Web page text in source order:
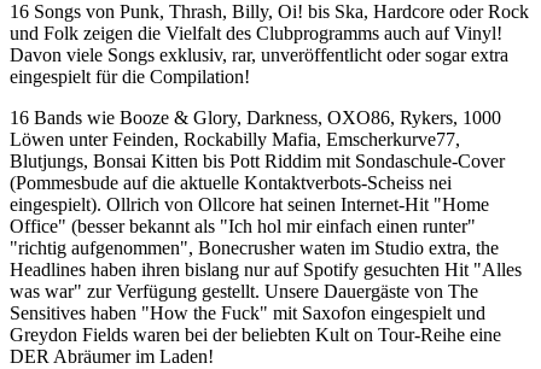
16 Songs von Punk, Thrash, Billy, Oi! bis Ska, Hardcore oder Rock
und Folk zeigen die Vielfalt des Clubprogramms auch auf Vinyl!
Davon viele Songs exklusiv, rar, unveröffentlicht oder sogar extra
eingespielt für die Compilation!
16 Bands wie Booze & Glory, Darkness, OXO86, Rykers, 1000
Löwen unter Feinden, Rockabilly Mafia, Emscherkurve77,
Blutjungs, Bonsai Kitten bis Pott Riddim mit Sondaschule-Cover
(Pommesbude auf die aktuelle Kontaktverbots-Scheiss nei
eingespielt). Ollrich von Ollcore hat seinen Internet-Hit "Home
Office" (besser bekannt als "Ich hol mir einfach einen runter"
"richtig aufgenommen", Bonecrusher waten im Studio extra, the
Headlines haben ihren bislang nur auf Spotify gesuchten Hit "Alles
was war" zur Verfügung gestellt. Unsere Dauergäste von The
Sensitives haben "How the Fuck" mit Saxofon eingespielt und
Greydon Fields waren bei der beliebten Kult on Tour-Reihe eine
DER Abräumer im Laden!